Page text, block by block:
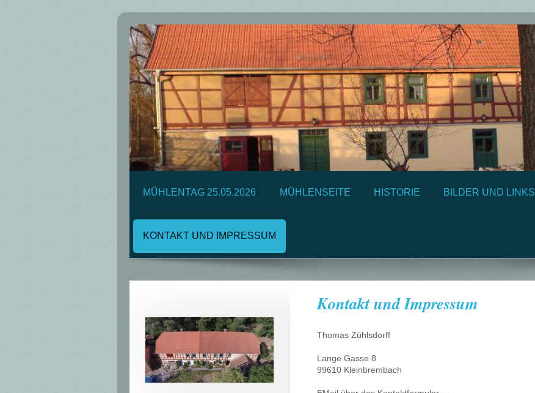
MÜHLENTAG 25.05.2026 MÜHLENSEITE HISTORIE BILDER UND LINKS
KONTAKT UND IMPRESSUM
Kontakt und Impressum
Thomas Zühlsdorff
Lange Gasse 8
99610 Kleinbrembach